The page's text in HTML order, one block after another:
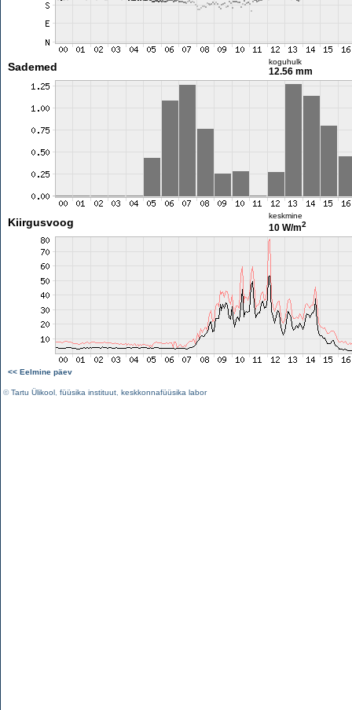
Sademed koguhulk
12.56 mm
Kiirgusvoog
keskmine
10 W/m2
<< Eelmine päev
©Tartu Ülikool füüsika instituut keskkonnafüüsika labor